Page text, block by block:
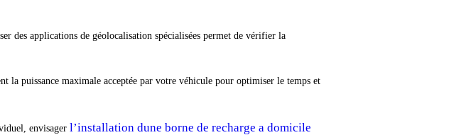
des applications de géolocalisation spécialisées permet de vérifier la
la puissance maximale acceptée par votre véhicule pour optimiser le temps et
envisager l’installation dune borne de recharge a domicile